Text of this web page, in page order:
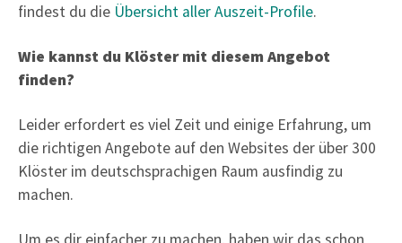
findest du die Übersicht aller Auszeit-Profile.
Wie kannst du Klöster mit diesem Angebot
finden?
Leider erfordert es viel Zeit und einige Erfahrung, um
die richtigen Angebote auf den Websites der über 300
Klöster im deutschsprachigen Raum ausfindig zu
machen.